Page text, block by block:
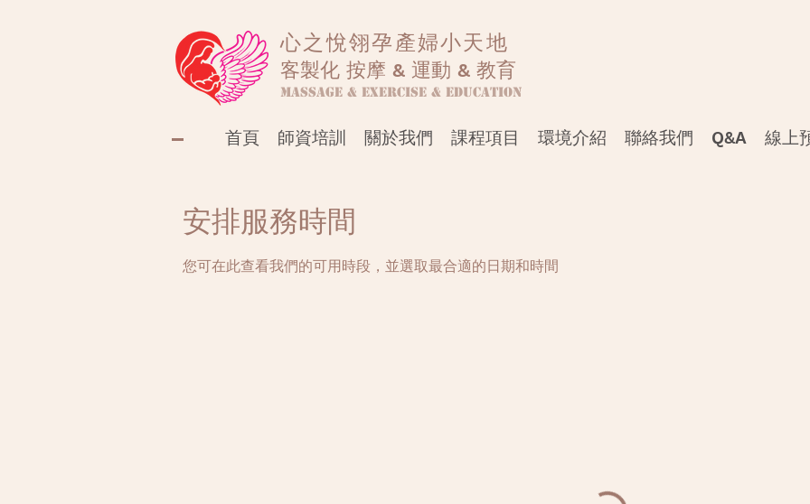
心之悅翎孕產婦小天地
客製化 按摩 & 運動 & 教育
Massage & Exercise & Education
首頁 師資培訓 關於我們 課程項目 環境介紹 聯絡我們 Q&A 線上
安排服務時間
您可在此查看我們的可用時段，並選取最合適的日期和時間